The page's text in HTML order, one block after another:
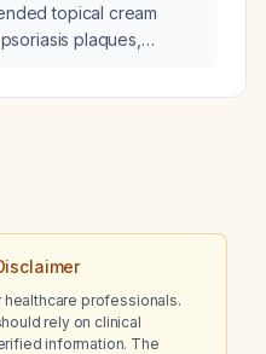
topical cream
plaques,
professionals.
rely on clinical
information. The